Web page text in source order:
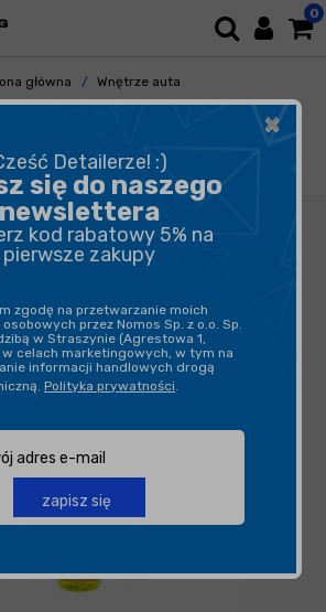
0
główna
Wnętrze auta
Plastiki Wewnętrzne
Yellow Broom Interior Cleaner
do czyszczenia wnętrza
×
Detailerze! :)
się do naszego
newslettera
kod rabatowy 5% na
pierwsze zakupy
zgodę na przetwarzanie moich
przez Nomos Sp. z o.o. Sp.
w Straszynie (Agrestowa 1,
w celach marketingowych, w tym na
informacji handlowych drogą
Polityka prywatności.
zapisz się